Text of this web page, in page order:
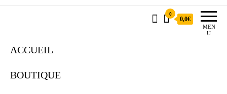
MEN
U
0
0,0€
ACCUEIL
BOUTIQUE